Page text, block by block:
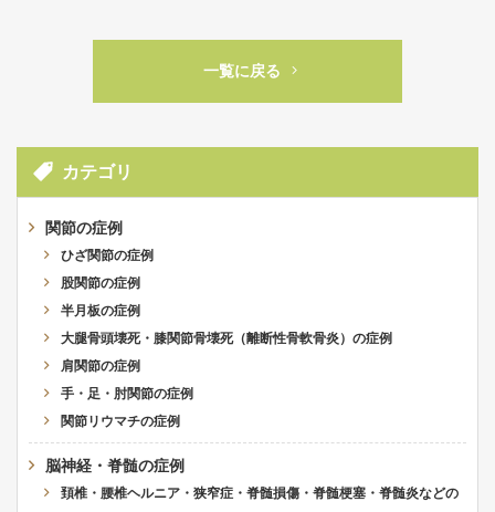
一覧に戻る
カテゴリ
関節の症例
ひざ関節の症例
股関節の症例
半月板の症例
大腿骨頭壊死・膝関節骨壊死（離断性骨軟骨炎）の症例
肩関節の症例
手・足・肘関節の症例
関節リウマチの症例
脳神経・脊髄の症例
頚椎・腰椎ヘルニア・狭窄症・脊髄損傷・脊髄梗塞・脊髄炎などの